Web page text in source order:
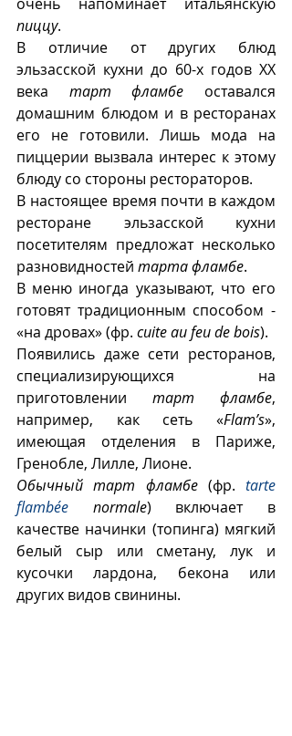
пиццу.
В отличие от других блюд
эльзасской кухни до 60-х годов ХХ
века тарт фламбе оставался
домашним блюдом и в ресторанах
его не готовили. Лишь мода на
пиццерии вызвала интерес к этому
блюду со стороны рестораторов.
В настоящее время почти в каждом
ресторане эльзасской кухни
посетителям предложат несколько
разновидностей тарта фламбе.
В меню иногда указывают, что его
готовят традиционным способом -
«на дровах» (фр. cuite au feu de bois).
Появились даже сети ресторанов,
специализирующихся на
приготовлении тарт фламбе,
например, как сеть «Flam’s»,
имеющая отделения в Париже,
Гренобле, Лилле, Лионе.
Обычный тарт фламбе (фр. tarte
flambée normale) включает в
качестве начинки (топинга) мягкий
белый сыр или сметану, лук и
кусочки лардона, бекона или
других видов свинины.